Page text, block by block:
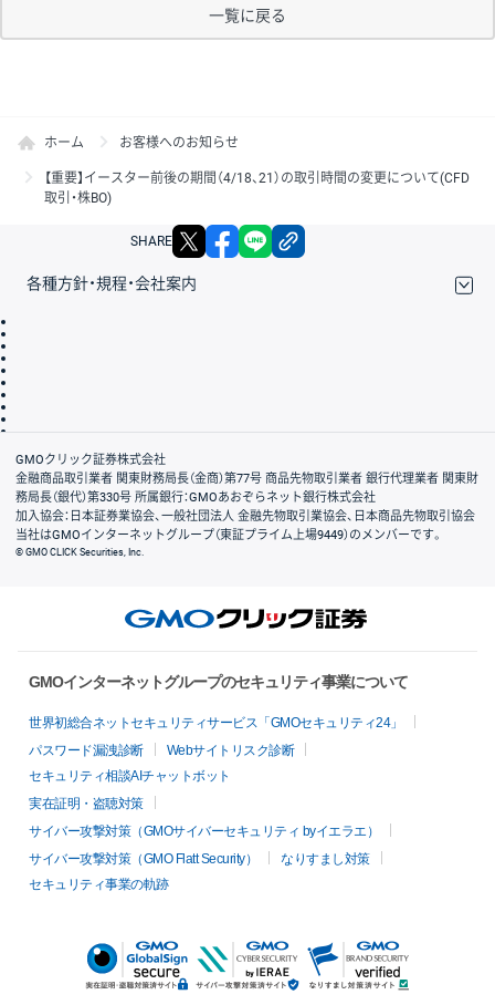
一覧に戻る
ホーム お客様へのお知らせ
【重要】イースター前後の期間（4/18、21）の取引時間の変更について(CFD
取引・株BO)
SHARE X facebook
各種方針・規程・会社案内
会社案内
GMOクリック証券株式会社
金融商品取引業者 関東財務局長（金商）第77号 商品先物取引業者 銀行代理業者 関東財
務局長（銀代）第330号 所属銀行：GMOあおぞらネット銀行株式会社
加入協会：日本証券業協会、一般社団法人 金融先物取引業協会、日本商品先物取引協会
当社はGMOインターネットグループ（東証プライム上場9449）のメンバーです。
© GMO CLICK Securities, Inc.
GMOインターネットグループのセキュリティ事業について
世界初総合ネットセキュリティサービス「GMOセキュリティ24」
パスワード漏洩診断
Webサイトリスク診断
セキュリティ相談AIチャットボット
実在証明・盗聴対策
サイバー攻撃対策（GMOサイバーセキュリティ byイエラエ）
サイバー攻撃対策（GMO Flatt Security）
なりすまし対策
セキュリティ事業の軌跡